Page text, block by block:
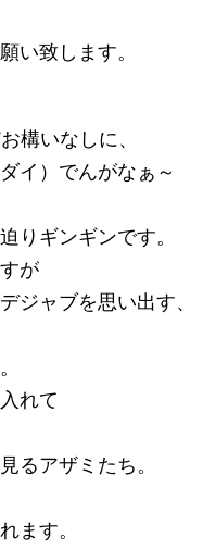
い致します。
構いなしに、
イ）でんがなぁ～
りギンギンです。
が
ジャブを思い出す、
れて
るアザミたち。
ます。